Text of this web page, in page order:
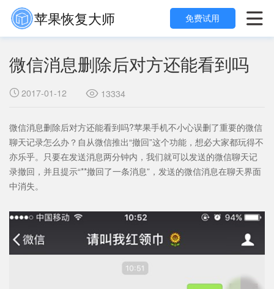
苹果恢复大师 
免费试用
微信消息删除后对方还能看到吗
 2017-01-12  13334
微信消息删除后对方还能看到吗?苹果手机不小心误删了重要的微信
聊天记录怎么办？ 自从微信推出“撤回”这个功能，想必大家都玩得不
亦乐乎。只要在发送消息两分钟内，我们就可以发送的微信聊天记
录撤回，并且提示“**撤回了一条消息”，发送的微信消息在聊天界面
中消失。